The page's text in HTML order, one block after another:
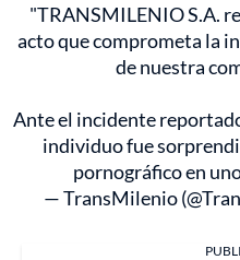
"TRANSMILENIO S.A.
acto que comprometa la
de nuestra
Ante el incidente
individuo fue
pornográfico en
— TransMilenio